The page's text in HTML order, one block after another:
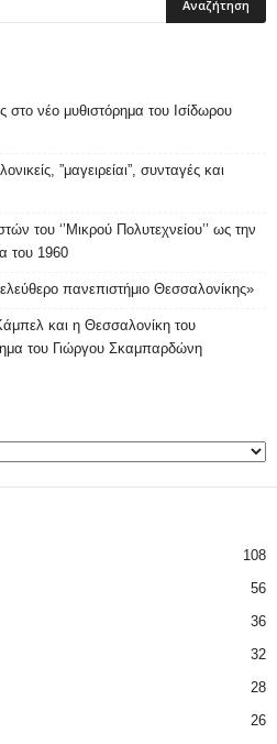
νέο μυθιστόρημα του Ισίδωρου
”μαγειρείαι”, συνταγές και
του ‘’Μικρού Πολυτεχνείου’’ ως την
του 1960
πανεπιστήμιο Θεσσαλονίκης»
και η Θεσσαλονίκη του
του Γιώργου Σκαμπαρδώνη
108
56
36
32
28
26